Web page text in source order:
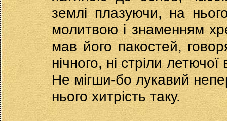
землі плазуючи, на
молитвою і знаменням
мав його пакостей,
нічного, ні стріли
Не мігши-бо лукавий
нього хитрість таку.